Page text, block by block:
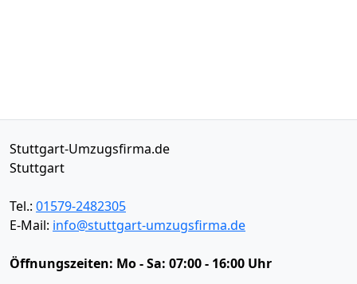
Stuttgart-Umzugsfirma.de
Stuttgart
Tel.: 01579-2482305
E-Mail: info@stuttgart-umzugsfirma.de
Öffnungszeiten: Mo - Sa: 07:00 - 16:00 Uhr